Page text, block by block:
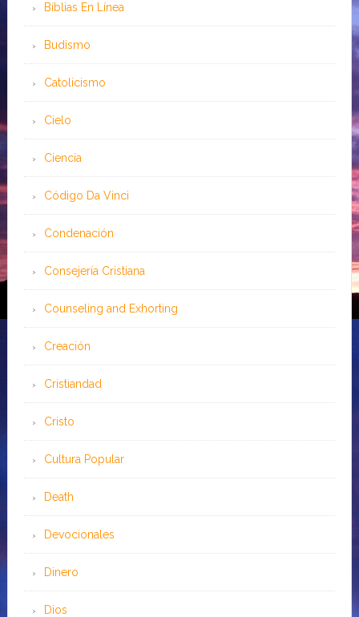
Bíblias En Línea
Budismo
Catolicismo
Cielo
Ciencia
Código Da Vinci
Condenación
Consejería Cristiana
Counseling and Exhorting
Creación
Cristiandad
Cristo
Cultura Popular
Death
Devocionales
Dinero
Dios